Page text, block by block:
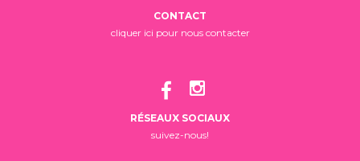
CONTACT
cliquer ici pour nous contacter
RÉSEAUX SOCIAUX
suivez-nous!